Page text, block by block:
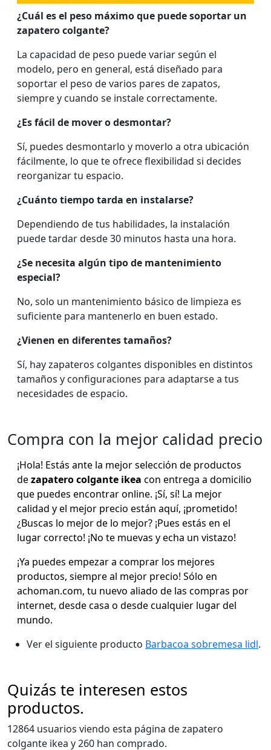
¿Cuál es el peso máximo que puede soportar un
zapatero colgante?
La capacidad de peso puede variar según el
modelo, pero en general, está diseñado para
soportar el peso de varios pares de zapatos,
siempre y cuando se instale correctamente.
¿Es fácil de mover o desmontar?
Sí, puedes desmontarlo y moverlo a otra ubicación
fácilmente, lo que te ofrece flexibilidad si decides
reorganizar tu espacio.
¿Cuánto tiempo tarda en instalarse?
Dependiendo de tus habilidades, la instalación
puede tardar desde 30 minutos hasta una hora.
¿Se necesita algún tipo de mantenimiento
especial?
No, solo un mantenimiento básico de limpieza es
suficiente para mantenerlo en buen estado.
¿Vienen en diferentes tamaños?
Sí, hay zapateros colgantes disponibles en distintos
tamaños y configuraciones para adaptarse a tus
necesidades de espacio.
Compra con la mejor calidad precio
¡Hola! Estás ante la mejor selección de productos
dezapatero colgante ikea con entrega a domicilio
que puedes encontrar online. ¡Sí, sí! La mejor
calidad y el mejor precio están aquí, ¡prometido!
¿Buscas lo mejor de lo mejor? ¡Pues estás en el
lugar correcto! ¡No te muevas y echa un vistazo!
¡Ya puedes empezar a comprar los mejores
productos, siempre al mejor precio! Sólo en
achoman.com, tu nuevo aliado de las compras por
internet, desde casa o desde cualquier lugar del
mundo.
Ver el siguiente producto Barbacoa sobremesa lidl.
Quizás te interesen estos
productos.
12864 usuarios viendo esta página de zapatero
colgante ikea y 260 han comprado.